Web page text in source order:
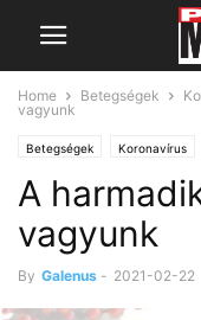
Home Betegségek
vagyunk
Betegségek Koronavírus
A
vagyunk
By Galenus - 2021-02-22